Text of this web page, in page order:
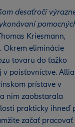
desaťročí
Kriesmann,
Okrem eliminácie
tovaru do ťažko
poisťovníctve.
prístave v
nim zaobstarala
prakticky ihneď
začať pracovať